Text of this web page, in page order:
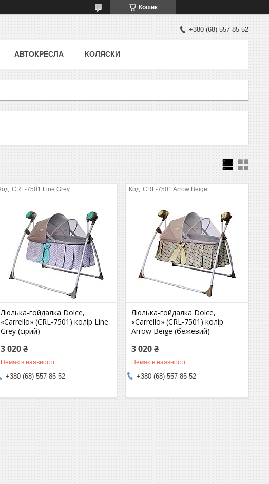
Кошик
+380 (68) 557-85-52
АВТОКРЕСЛА КОЛЯСКИ
CRL-7501 Line Grey
Люлька-гойдалка Dolce,
«Carrello» (CRL-7501) колір Line
Grey (сірий)
3 020 ₴
Немає в наявності
+380 (68) 557-85-52
CRL-7501 Arrow Beige
Люлька-гойдалка Dolce,
«Carrello» (CRL-7501) колір
Arrow Beige (бежевий)
3 020 ₴
Немає в наявності
+380 (68) 557-85-52